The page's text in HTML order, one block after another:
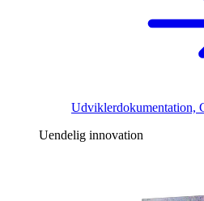
Udviklerdokumentation,
Uendelig innovation